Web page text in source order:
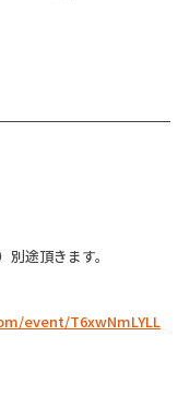
途頂きます。
event/T6xwNmLYLL